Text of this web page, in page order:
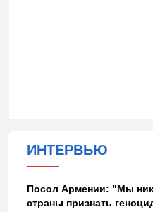
ИНТЕРВЬЮ
Посол Армении: "Мы
страны признать